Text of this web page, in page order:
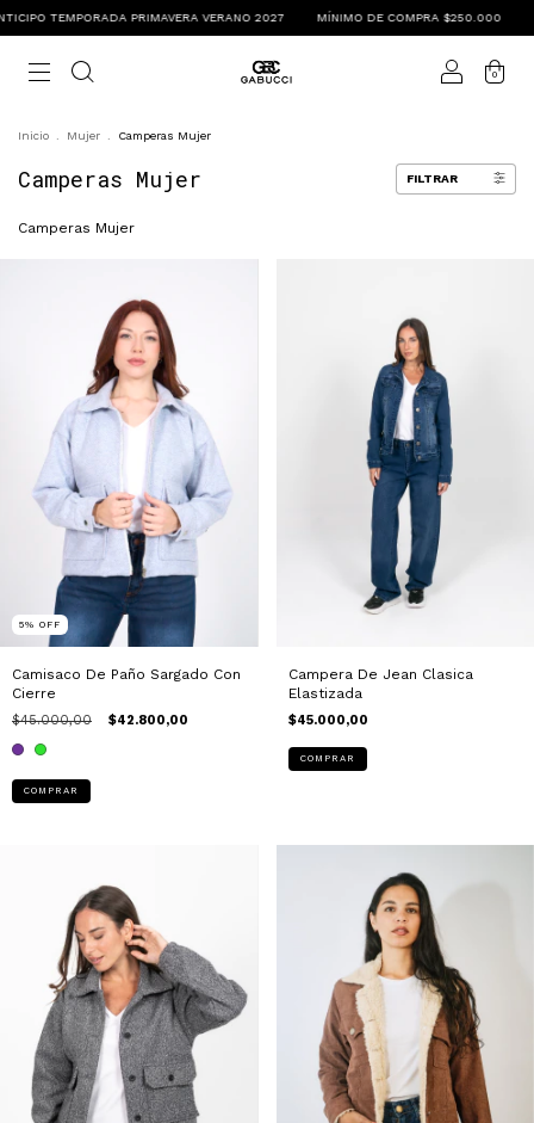
PRIMAVERA VERANO 2027 MÍNIMO DE COMPRA $250.000 ENVÍOS A
0
Inicio Mujer Camperas Mujer
Camperas Mujer FILTRAR
Camperas Mujer
5% OFF
Camisaco De Paño Sargado Con
Cierre
$45.000,00 $42.800,00
COMPRAR
Campera De Jean Clasica
Elastizada
$45.000,00
COMPRAR